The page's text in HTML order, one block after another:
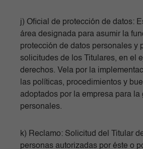
j) Oficial de protección de datos:
área designada para asumir la
protección de datos personales y
solicitudes de los Titulares, en el
derechos. Vela por la
las políticas, procedimientos y
adoptados por la empresa para la
personales.
k) Reclamo: Solicitud del Titular
personas autorizadas por éste o